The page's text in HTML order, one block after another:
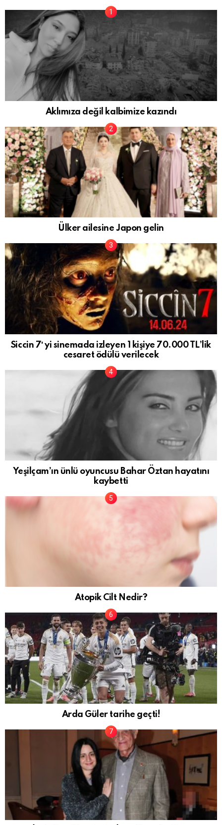
Aklımıza değil kalbimize kazındı
Ülker ailesine Japon gelin
Siccin 7′ yi sinemada izleyen 1 kişiye 70.000 TL’lik
cesaret ödülü verilecek
Yeşilçam’ın ünlü oyuncusu Bahar Öztan hayatını
kaybetti
Atopik Cilt Nedir?
Arda Güler tarihe geçti!